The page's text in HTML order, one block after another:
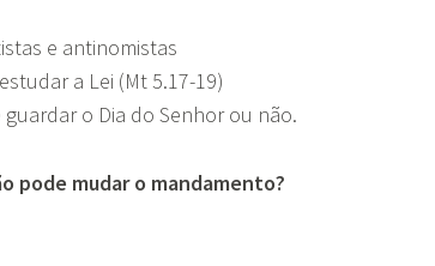
e antinomistas
a Lei (Mt 5.17-19)
o Dia do Senhor ou não.
pode mudar o mandamento?